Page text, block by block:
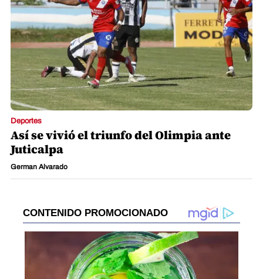
Deportes
Así se vivió el triunfo del Olimpia ante
Juticalpa
German Alvarado